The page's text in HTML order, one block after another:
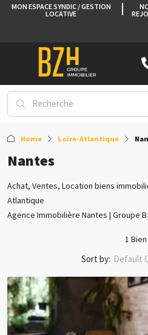
MON ESPACE SYNDIC / GESTION
LOCATIVE
Home Loire-Atlantique
Nantes
Achat, Ventes, Location biens
Atlantique
Agence Immobilière Nantes | Groupe
1 Bien
Sort by: Default